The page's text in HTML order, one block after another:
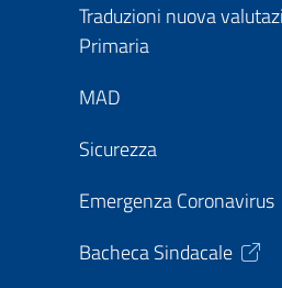
Traduzioni nuova
Primaria
MAD
Sicurezza
Emergenza Coronavirus
Bacheca Sindacale